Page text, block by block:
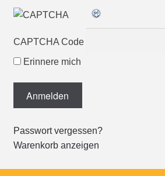
CAPTCHA Code
Erinnere mich
Passwort vergessen?
Warenkorb anzeigen